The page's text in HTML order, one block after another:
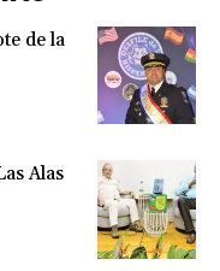
de la
Alas